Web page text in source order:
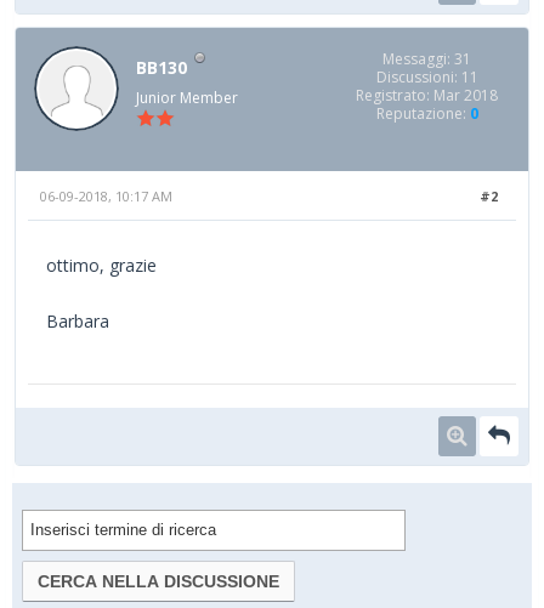
BB130
Junior Member
Messaggi: 31
Discussioni: 11
Registrato: Mar 2018
Reputazione: 0
#2
06-09-2018, 10:17 AM
ottimo, grazie
Barbara